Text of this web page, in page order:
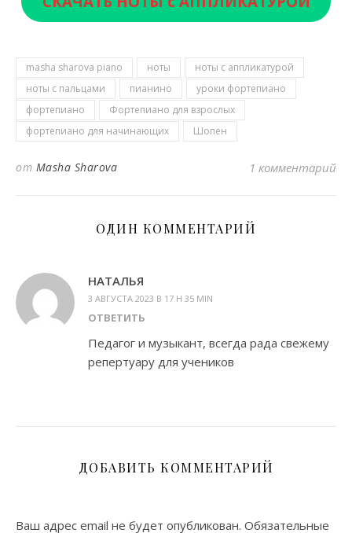
masha sharova piano ноты
ноты с аппликатурой
ноты с пальцами
пианино
уроки фортепиано
фортепиано
Фортепиано для взрослых
фортепиано для начинающих
Шопен
от Masha Sharova 1 комментарий
ОДИН КОММЕНТАРИЙ
НАТАЛЬЯ
3 АВГУСТА 2023 В 17 H 35 MIN
ОТВЕТИТЬ
Педагог и музыкант, всегда рада свежему
репертуару для учеников
ДОБАВИТЬ КОММЕНТАРИЙ
Ваш адрес email не будет опубликован. Обязательные